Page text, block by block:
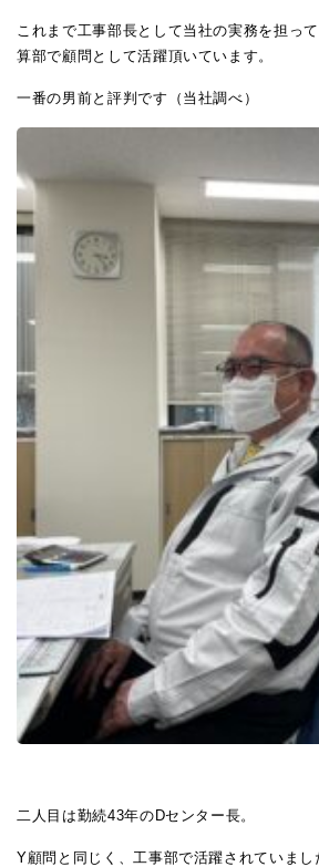
これまで工事部長として当社の実務を担っ
算部で顧問として活躍頂いています。
一番の男前と評判です（当社調べ）
二人目は勤続43年のDセンター長。
Y顧問と同じく、工事部で活躍されていま